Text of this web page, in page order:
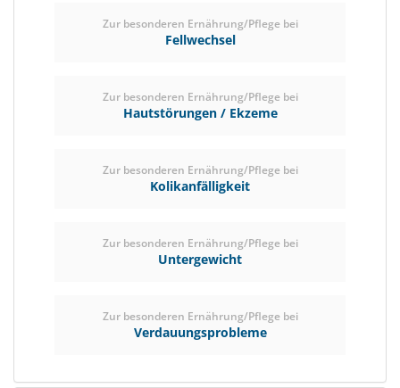
Zur besonderen Ernährung/Pflege bei
Fellwechsel
Zur besonderen Ernährung/Pflege bei
Hautstörungen / Ekzeme
Zur besonderen Ernährung/Pflege bei
Kolikanfälligkeit
Zur besonderen Ernährung/Pflege bei
Untergewicht
Zur besonderen Ernährung/Pflege bei
Verdauungsprobleme